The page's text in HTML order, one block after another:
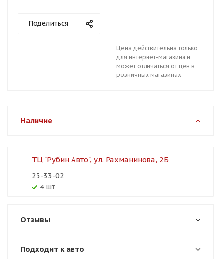
Поделиться
Цена действительна только
для интернет-магазина и
может отличаться от цен в
розничных магазинах
Наличие
ТЦ "Рубин Авто", ул. Рахманинова, 2Б
25-33-02
4 шт
Отзывы
Подходит к авто